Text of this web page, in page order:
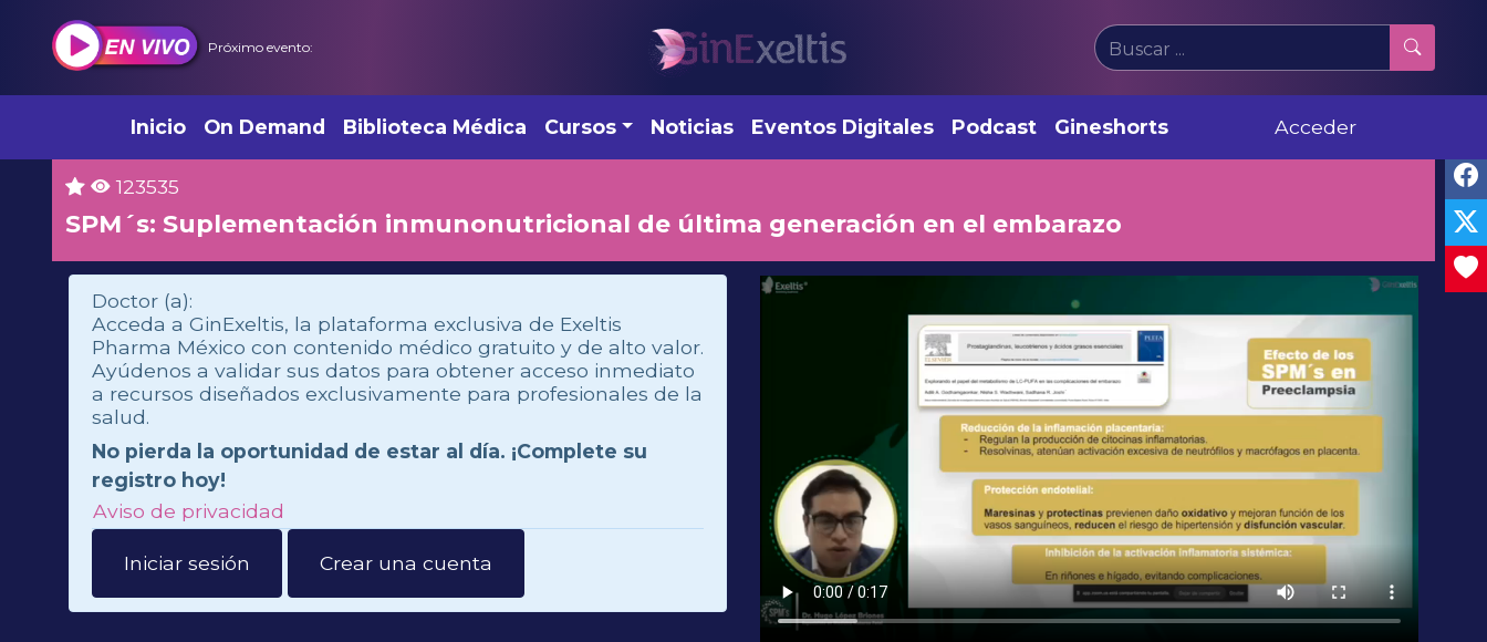
Próximo evento:
Inicio On Demand Biblioteca Médica Cursos Noticias Eventos Digitales Podcast Gineshorts Acceder
123535
SPM´s: Suplementación inmunonutricional de última generación en el embarazo
Doctor (a):
Acceda a GinExeltis, la plataforma exclusiva de Exeltis
Pharma México con contenido médico gratuito y de alto valor.
Ayúdenos a validar sus datos para obtener acceso inmediato
a recursos diseñados exclusivamente para profesionales de la
salud.
No pierda la oportunidad de estar al día. ¡Complete su
registro hoy!
Aviso de privacidad
Iniciar sesión Crear una cuenta